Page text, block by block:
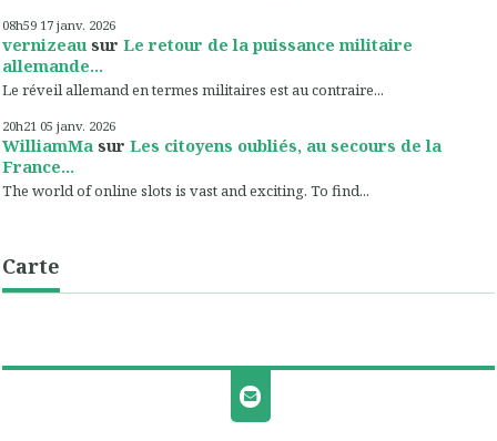
08h59 17 janv. 2026
vernizeau sur Le retour de la puissance militaire
allemande...
Le réveil allemand en termes militaires est au contraire...
20h21 05 janv. 2026
WilliamMa sur Les citoyens oubliés, au secours de la
France...
The world of online slots is vast and exciting. To find...
Carte